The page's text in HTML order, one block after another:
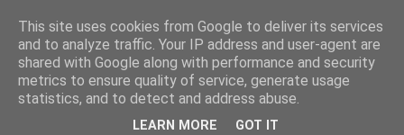
This site uses cookies from Google to deliver its services
and to analyze traffic. Your IP address and user-agent are
shared with Google along with performance and security
metrics to ensure quality of service, generate usage
statistics, and to detect and address abuse.
LEARN MORE GOT IT